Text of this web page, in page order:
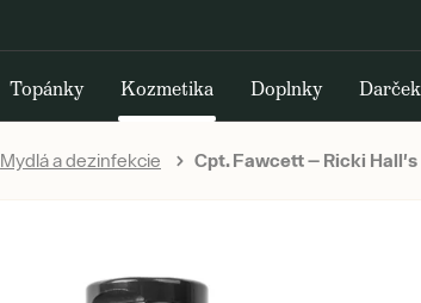
Topánky Kozmetika Doplnky
Mydlá a dezinfekcie Cpt. Fawcett — Ricki